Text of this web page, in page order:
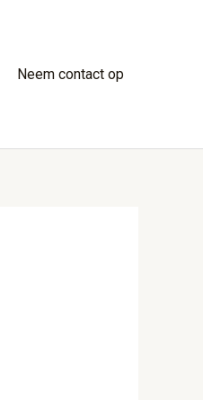
Neem contact op